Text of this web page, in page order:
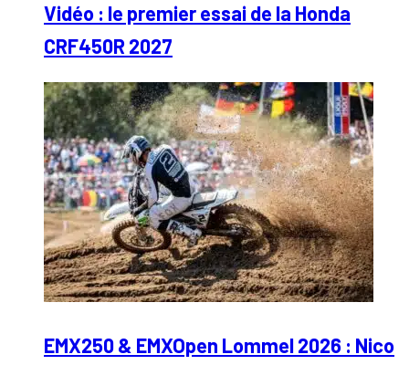
Vidéo : le premier essai de la Honda
CRF450R 2027
EMX250 & EMXOpen Lommel 2026 : Nico